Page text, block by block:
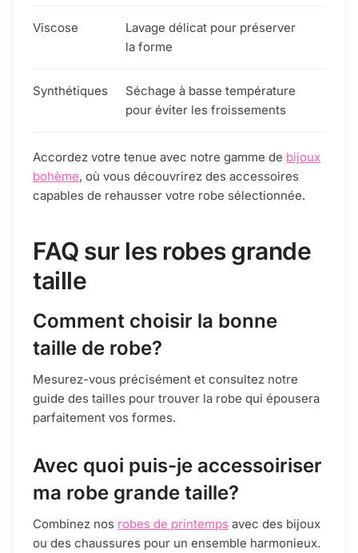
Viscose
Lavage délicat pour préserver
la forme
Synthétiques
Séchage à basse température
pour éviter les froissements
Accordez votre tenue avec notre gamme de bijoux
bohème, où vous découvrirez des accessoires
capables de rehausser votre robe sélectionnée.
FAQ sur les robes grande
taille
Comment choisir la bonne
taille de robe?
Mesurez-vous précisément et consultez notre
guide des tailles pour trouver la robe qui épousera
parfaitement vos formes.
Avec quoi puis-je accessoiriser
ma robe grande taille?
Combinez nos robes de printemps avec des bijoux
ou des chaussures pour un ensemble harmonieux.